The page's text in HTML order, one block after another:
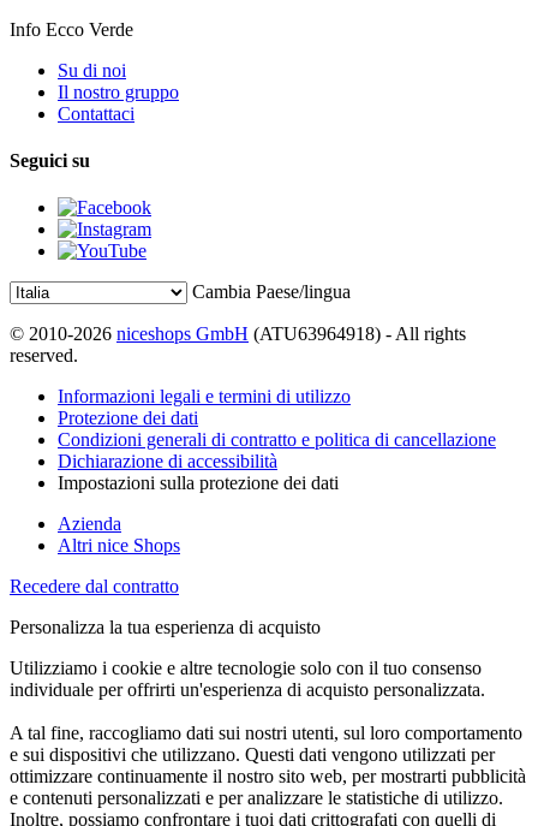
Info Ecco Verde
Su di noi
Il nostro gruppo
Contattaci
Seguici su
Cambia Paese/lingua
© 2010-2026 niceshops GmbH (ATU63964918) - All rights
reserved.
Informazioni legali e termini di utilizzo
Protezione dei dati
Condizioni generali di contratto e politica di cancellazione
Dichiarazione di accessibilità
Impostazioni sulla protezione dei dati
Azienda
Altri nice Shops
Recedere dal contratto
Personalizza la tua esperienza di acquisto
Utilizziamo i cookie e altre tecnologie solo con il tuo consenso
individuale per offrirti un'esperienza di acquisto personalizzata.
A tal fine, raccogliamo dati sui nostri utenti, sul loro comportamento
e sui dispositivi che utilizzano. Questi dati vengono utilizzati per
ottimizzare continuamente il nostro sito web, per mostrarti pubblicità
e contenuti personalizzati e per analizzare le statistiche di utilizzo.
Inoltre, possiamo confrontare i tuoi dati crittografati con quelli di